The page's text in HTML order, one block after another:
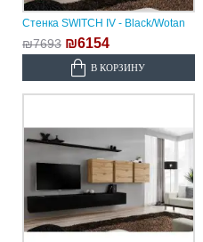
Стенка SWITCH IV - Black/Wotan
₪7693 ₪6154
В КОРЗИНУ